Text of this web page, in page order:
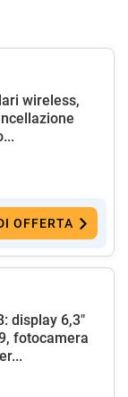
wireless,
OFFERTA
display 6,3"
fotocamera